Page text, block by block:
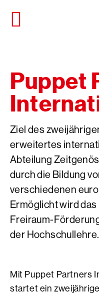
zum
Seiteninhalt
Puppet
Ziel des
erweitertes
Abteilung
durch die Bildung
verschiedenen
Ermöglicht wird
Freiraum-
der Hochschullehre.
Mit Puppet Partners
startet ein